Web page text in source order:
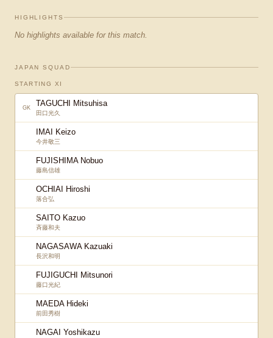
HIGHLIGHTS
No highlights available for this match.
JAPAN SQUAD
STARTING XI
GK TAGUCHI Mitsuhisa
田口光久
IMAI Keizo
今井敬三
FUJISHIMA Nobuo
藤島信雄
OCHIAI Hiroshi
落合弘
SAITO Kazuo
斉藤和夫
NAGASAWA Kazuaki
長沢和明
FUJIGUCHI Mitsunori
藤口光紀
MAEDA Hideki
前田秀樹
NAGAI Yoshikazu